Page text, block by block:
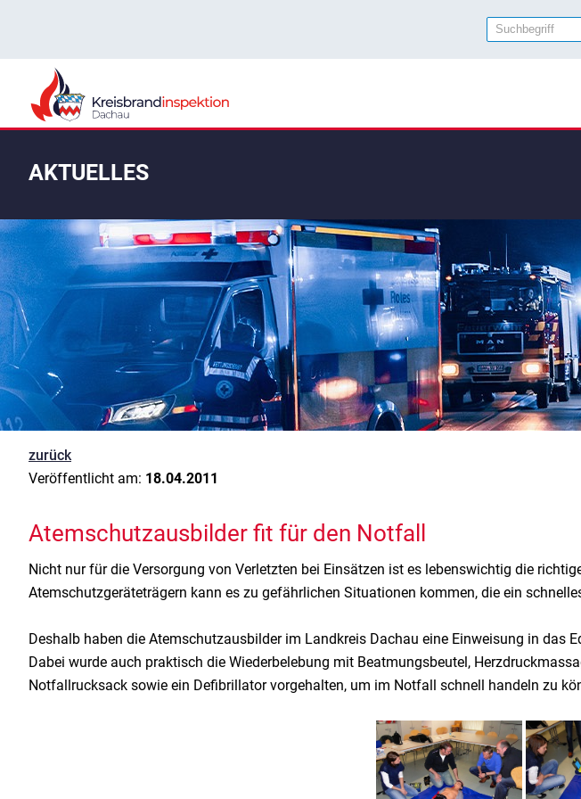
AKTUELLES
zurück
Veröffentlicht am: 18.04.2011
Atemschutzausbilder fit für den Notfall
Nicht nur für die Versorgung von Verletzten bei Einsätzen ist es lebenswichtig die
Atemschutzgeräteträgern kann es zu gefährlichen Situationen kommen, die ein
Deshalb haben die Atemschutzausbilder im Landkreis Dachau eine Einweisung in
Dabei wurde auch praktisch die Wiederbelebung mit Beatmungsbeutel,
Notfallrucksack sowie ein Defibrillator vorgehalten, um im Notfall schnell handeln zu